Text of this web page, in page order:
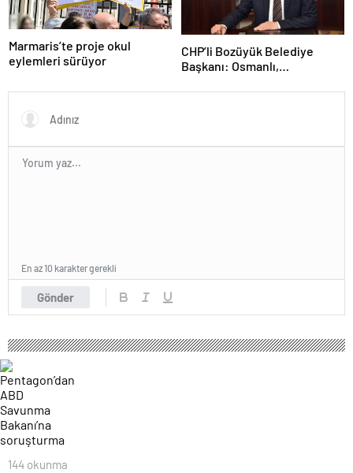
Marmaris’te proje okul
eylemleri sürüyor
CHP’li Bozüyük Belediye
Başkanı: Osmanlı,
sattı
Gönder
En az 10 karakter gerekli
144 okunma